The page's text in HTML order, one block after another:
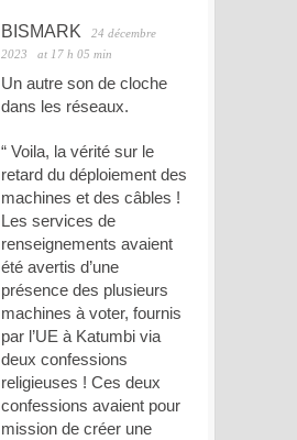
BISMARK
24 décembre
2023
at 17 h 05 min
Un autre son de cloche
dans les réseaux.
“ Voila, la vérité sur le
retard du déploiement des
machines et des câbles !
Les services de
renseignements avaient
été avertis d’une
présence des plusieurs
machines à voter, fournis
par l’UE à Katumbi via
deux confessions
religieuses ! Ces deux
confessions avaient pour
mission de créer une